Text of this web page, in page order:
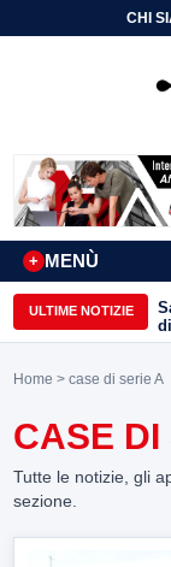
CHI
MENÙ
+
ULTIME NOTIZIE
Home > case di serie A
CASE DI
Tutte le notizie, gli
sezione.